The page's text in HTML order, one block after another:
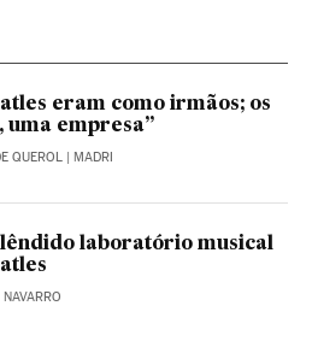
eram como irmãos; os
uma empresa”
QUEROL | MADRI
laboratório musical
NAVARRO